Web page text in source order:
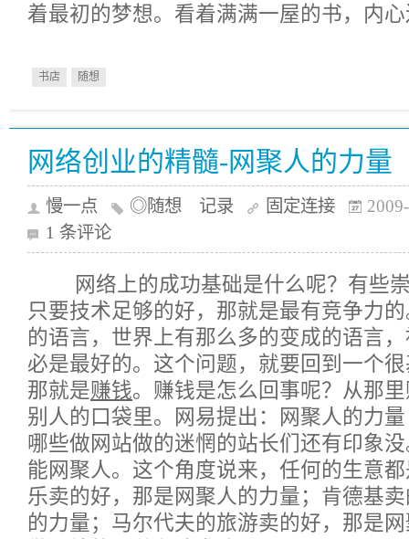
着最初的梦想。看着满满一屋的书，内
书店 随想
网络创业的精髓-网聚人的力量
慢一点 ◎随想 记录 固定连接
1 条评论
网络上的成功基础是什么呢？有些
只要技术足够的好，那就是最有竞争力
的语言，世界上有那么多的变成的语言
必是最好的。这个问题，就要回到一个
那就是赚钱。赚钱是怎么回事呢？从那
别人的口袋里。网易提出：网聚人的力
哪些做网站做的迷惘的站长们还有印象
能网聚人。这个角度说来，任何的生意
乐卖的好，那是网聚人的力量；肯德基
的力量；马尔代夫的旅游卖的好，那是